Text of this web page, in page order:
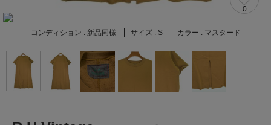
0
コンディション : 新品同様 サイズ : S カラー : マスタード